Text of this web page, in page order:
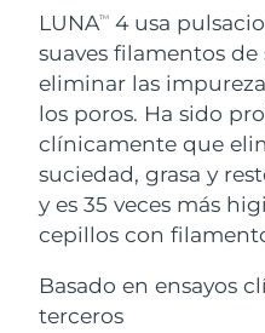
LUNATM 4 usa
suaves filamentos de
eliminar las
los poros. Ha sido
clínicamente que
suciedad, grasa y
y es 35 veces más
cepillos con
Basado en ensayos
terceros
For healthy hair
18% PAP
Cosméticos
Comprar todo
FOREO APP
Israel
Italia
Japón
Jersey
Kuwait